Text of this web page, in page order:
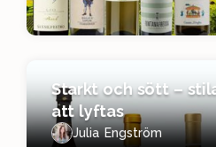
Starkt och sött –
att lyftas
Julia Engström